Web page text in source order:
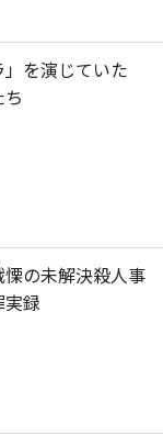
」を演じていた
の未解決殺人事
録